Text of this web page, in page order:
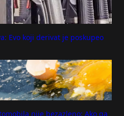
Evo koji derivat je poskupeo
nije bezazleno: Ako ga